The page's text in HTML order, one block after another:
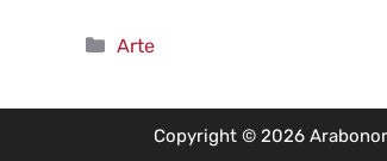
Categorie
Arte
Copyright © 2026